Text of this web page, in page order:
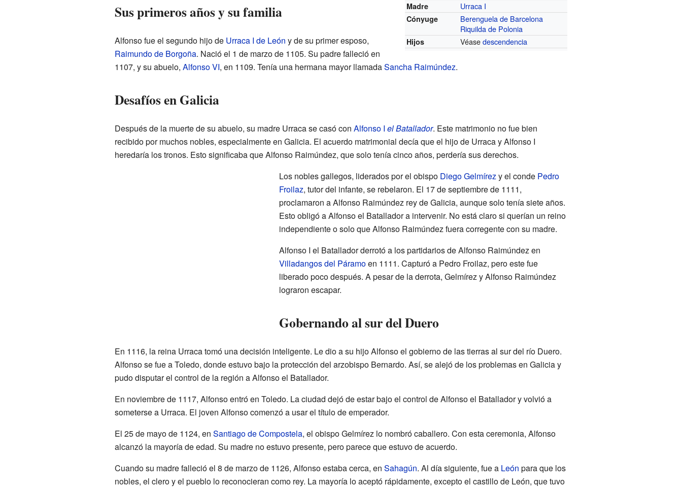
Madre Urraca I
Cónyuge
Berenguela de Barcelona
Riquilda de Polonia
Hijos Véasedescendencia
Sus primeros años y su familia
Alfonso fue el segundo hijo de Urraca I de León y de su primer esposo,
Raimundo de Borgoña. Nació el 1 de marzo de 1105. Su padre falleció en
1107, y su abuelo, Alfonso VI, en 1109. Tenía una hermana mayor llamadaSancha Raimúndez.
Desafíos en Galicia
Después de la muerte de su abuelo, su madre Urraca se casó con Alfonso I el Batallador. Este matrimonio no fue bien
recibido por muchos nobles, especialmente en Galicia. El acuerdo matrimonial decía que el hijo de Urraca y Alfonso I
heredaría los tronos. Esto significaba que Alfonso Raimúndez, que solo tenía cinco años, perdería sus derechos.
Los nobles gallegos, liderados por el obispo Diego Gelmírezy el conde Pedro
Froilaz, tutor del infante, se rebelaron. El 17 de septiembre de 1111,
proclamaron a Alfonso Raimúndez rey de Galicia, aunque solo tenía siete años.
Esto obligó a Alfonso el Batallador a intervenir. No está claro si querían un reino
independiente o solo que Alfonso Raimúndez fuera corregente con su madre.
Alfonso I el Batallador derrotó a los partidarios de Alfonso Raimúndez en
Villadangos del Páramoen 1111. Capturó a Pedro Froilaz, pero este fue
liberado poco después. A pesar de la derrota, Gelmírez y Alfonso Raimúndez
lograron escapar.
Gobernando al sur del Duero
En 1116, la reina Urraca tomó una decisión inteligente. Le dio a su hijo Alfonso el gobierno de las tierras al sur del río Duero.
Alfonso se fue a Toledo, donde estuvo bajo la protección del arzobispo Bernardo. Así, se alejó de los problemas en Galicia y
pudo disputar el control de la región a Alfonso el Batallador.
En noviembre de 1117, Alfonso entró en Toledo. La ciudad dejó de estar bajo el control de Alfonso el Batallador y volvió a
someterse a Urraca. El joven Alfonso comenzó a usar el título de emperador.
El 25 de mayo de 1124, en Santiago de Compostela, el obispo Gelmírez lo nombró caballero. Con esta ceremonia, Alfonso
alcanzó la mayoría de edad. Su madre no estuvo presente, pero parece que estuvo de acuerdo.
Cuando su madre falleció el 8 de marzo de 1126, Alfonso estaba cerca, en Sahagún. Al día siguiente, fue a León para que los
nobles, el clero y el pueblo lo reconocieran como rey. La mayoría lo aceptó rápidamente, excepto el castillo de León, que tuvo